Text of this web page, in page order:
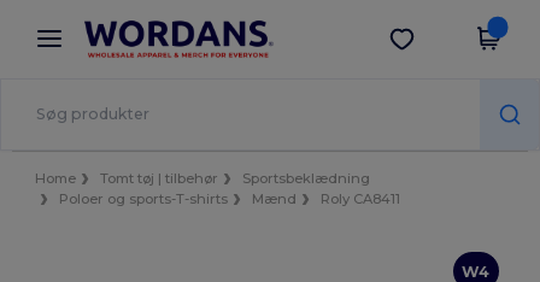
× Wordans-app
Bedre priser i appen!
Hent app
Home Tomt tøj | tilbehør
Sportsbeklædning
Poloer og sports-T-shirts
Mænd Roly CA8411
W4